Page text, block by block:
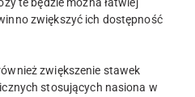
te będzie można łatwiej
zwiększyć ich dostępność
zwiększenie stawek
stosujących nasiona w